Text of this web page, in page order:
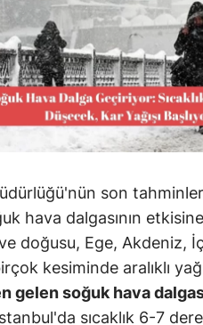
son
hava dalgasının
doğusu, Ege, Akdeniz,
kesiminde aralıklı
gelen soğuk hava
sıcaklık 6-7
90 Yaşında Unutmayan
Beyinler: Süper Yaşlıların
Bilimd...